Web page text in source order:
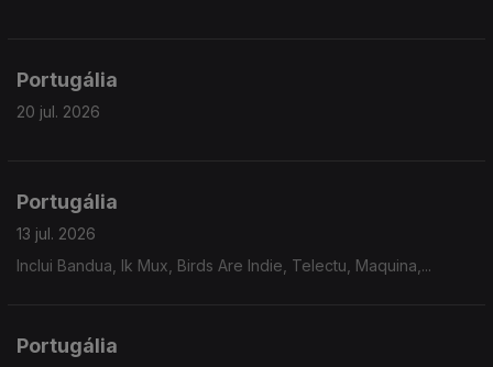
Portugália
20 jul. 2026
Portugália
13 jul. 2026
Inclui Bandua, Ik Mux, Birds Are Indie, Telectu, Maquina,...
Portugália